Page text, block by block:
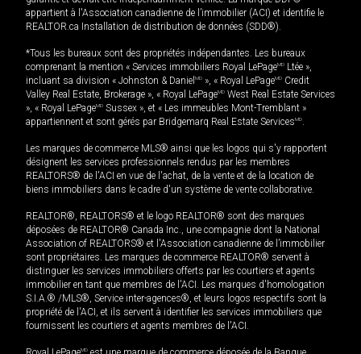
appartient à l'Association canadienne de l’immobilier (ACI) et identifie le
REALTOR.ca Installation de distribution de données (SDD®).
*Tous les bureaux sont des propriétés indépendantes. Les bureaux
comprenant la mention « Services immobiliers Royal LePageMD Ltée »,
incluant sa division « Johnston & Daniel MD », « Royal LePageMD Credit
Valley Real Estate, Brokerage », « Royal LePageMD West Real Estate Services
», « Royal LePageMD Sussex », et « Les immeubles Mont-Tremblant »
appartiennent et sont gérés par Bridgemarq Real Estate ServicesMD.
Les marques de commerce MLS® ainsi que les logos qui s'y rapportent
désignent les services professionnels rendus par les membres
REALTORS® de l'ACI en vue de l'achat, de la vente et de la location de
biens immobiliers dans le cadre d'un système de vente collaborative.
REALTOR®, REALTORS® et le logo REALTOR® sont des marques
déposées de REALTOR® Canada Inc., une compagnie dont la National
Association of REALTORS® et l'Association canadienne de l’immobilier
sont propriétaires. Les marques de commerce REALTOR® servent à
distinguer les services immobiliers offerts par les courtiers et agents
immobilier en tant que membres de l'ACI. Les marques d'homologation
S.I.A.® /MLS®, Service inter-agences®, et leurs logos respectifs sont la
propriété de l'ACI, et ils servent à identifier les services immobiliers que
fournissent les courtiers et agents membres de l'ACI.
MD